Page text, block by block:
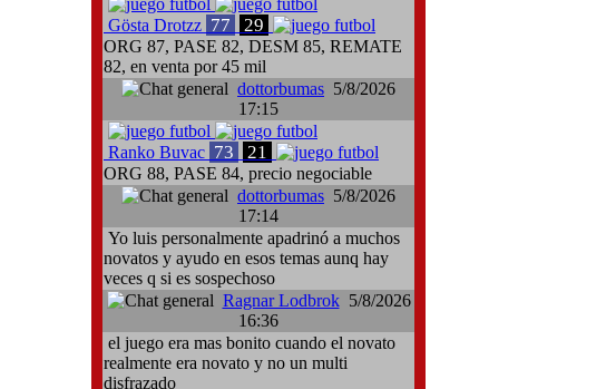
Gösta Drotzz 77 29
ORG 87, PASE 82, DESM 85, REMATE
82, en venta por 45 mil
dottorbumas 5/8/2026
17:15
Ranko Buvac 73 21
ORG 88, PASE 84, precio negociable
dottorbumas 5/8/2026
17:14
Yo luis personalmente apadrinó a muchos
novatos y ayudo en esos temas aunq hay
veces q si es sospechoso
Ragnar Lodbrok5/8/2026
16:36
el juego era mas bonito cuando el novato
realmente era novato y no un multi
disfrazado